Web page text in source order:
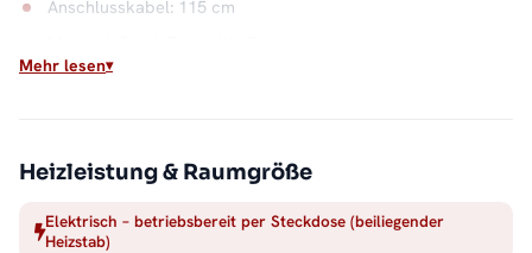
Anschlusskabel: 115 cm
Wasserkapazität: 7,4 Liter
Gäste-WC, Dachausbau, Gartenhaus: Wo kein Heizungsrohr
Aufgehängt, angeschlossen, und die Handtuchwärme läuft. Alle
Mehr lesen
Heizleistung & Raumgröße
Elektrisch – betriebsbereit per Steckdose (beiliegender
Heizstab)